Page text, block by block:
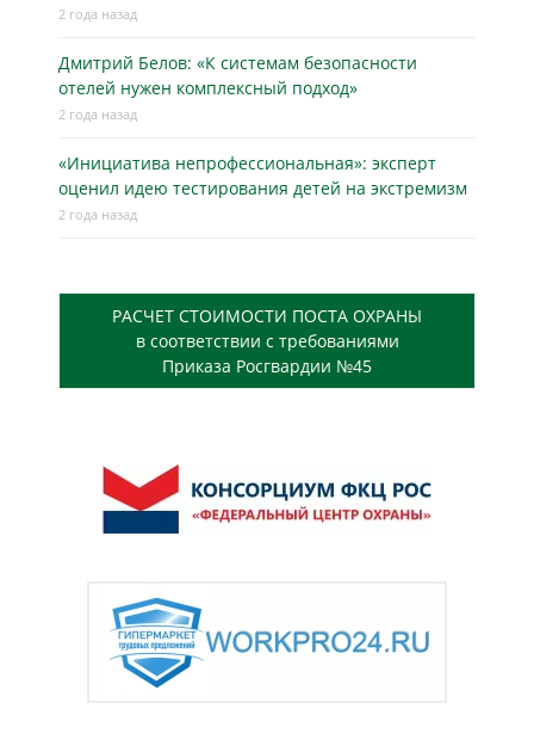
2 года назад
Дмитрий Белов: «К системам безопасности
отелей нужен комплексный подход»
2 года назад
«Инициатива непрофессиональная»: эксперт
оценил идею тестирования детей на экстремизм
2 года назад
РАСЧЕТ СТОИМОСТИ ПОСТА ОХРАНЫ
в соответствии с требованиями
Приказа Росгвардии №45